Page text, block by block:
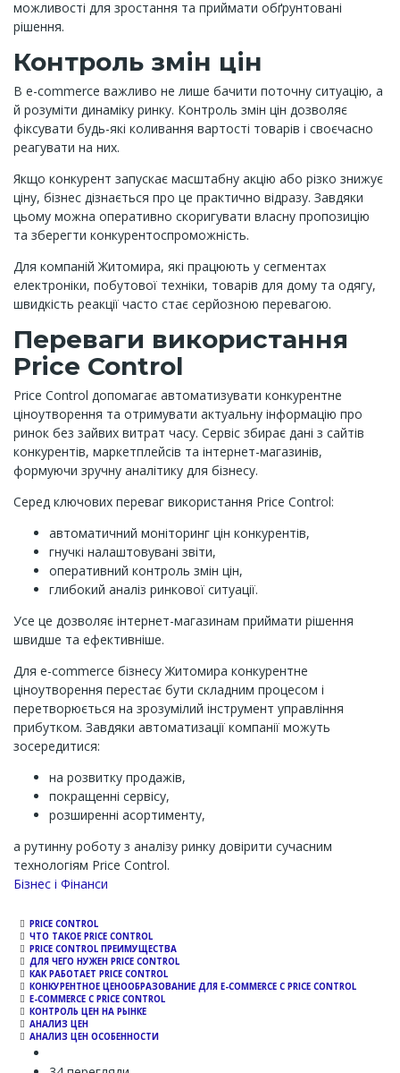
можливості для зростання та приймати обґрунтовані
рішення.
Контроль змін цін
В e-commerce важливо не лише бачити поточну ситуацію, а
й розуміти динаміку ринку. Контроль змін цін дозволяє
фіксувати будь-які коливання вартості товарів і своєчасно
реагувати на них.
Якщо конкурент запускає масштабну акцію або різко знижує
ціну, бізнес дізнається про це практично відразу. Завдяки
цьому можна оперативно скоригувати власну пропозицію
та зберегти конкурентоспроможність.
Для компаній Житомира, які працюють у сегментах
електроніки, побутової техніки, товарів для дому та одягу,
швидкість реакції часто стає серйозною перевагою.
Переваги використання
Price Control
Price Control допомагає автоматизувати конкурентне
ціноутворення та отримувати актуальну інформацію про
ринок без зайвих витрат часу. Сервіс збирає дані з сайтів
конкурентів, маркетплейсів та інтернет-магазинів,
формуючи зручну аналітику для бізнесу.
Серед ключових переваг використання Price Control:
автоматичний моніторинг цін конкурентів,
гнучкі налаштовувані звіти,
оперативний контроль змін цін,
глибокий аналіз ринкової ситуації.
Усе це дозволяє інтернет-магазинам приймати рішення
швидше та ефективніше.
Для e-commerce бізнесу Житомира конкурентне
ціноутворення перестає бути складним процесом і
перетворюється на зрозумілий інструмент управління
прибутком. Завдяки автоматизації компанії можуть
зосередитися:
на розвитку продажів,
покращенні сервісу,
розширенні асортименту,
а рутинну роботу з аналізу ринку довірити сучасним
технологіям Price Control.
Channel
Бізнес і Фінанси
PRICE CONTROL
ЧТО ТАКОЕ PRICE CONTROL
PRICE CONTROL ПРЕИМУЩЕСТВА
ДЛЯ ЧЕГО НУЖЕН PRICE CONTROL
КАК РАБОТАЕТ PRICE CONTROL
КОНКУРЕНТНОЕ ЦЕНООБРАЗОВАНИЕ ДЛЯ E-COMMERCE С PRICE CONTROL
E-COMMERCE С PRICE CONTROL
КОНТРОЛЬ ЦЕН НА РЫНКЕ
АНАЛИЗ ЦЕН
АНАЛИЗ ЦЕН ОСОБЕННОСТИ